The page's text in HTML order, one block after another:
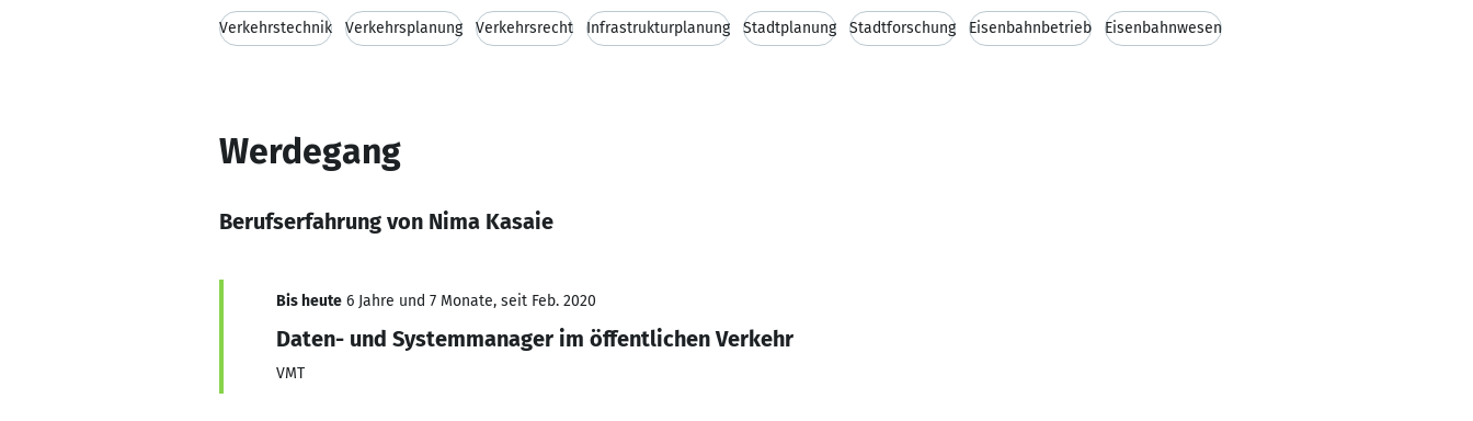
Verkehrstechnik Verkehrsplanung Verkehrsrecht Infrastrukturplanung Stadtplanung Stadtforschung Eisenbahnbetrieb Eisenbahnwesen
Werdegang
Berufserfahrung von Nima Kasaie
Bis heute 6 Jahre und 7 Monate, seit Feb. 2020
Daten- und Systemmanager im öffentlichen Verkehr
VMT